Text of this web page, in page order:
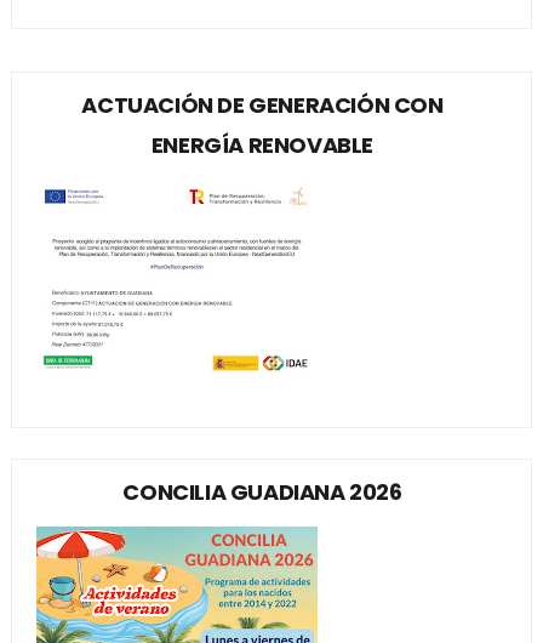
ACTUACIÓN DE GENERACIÓN CON
ENERGÍA RENOVABLE
CONCILIA GUADIANA 2026